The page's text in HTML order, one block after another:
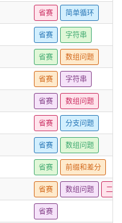
省赛 简单循环
省赛 字符串
省赛 数组问题
省赛 字符串
省赛 数组问题
省赛 分支问题
省赛 数组问题
省赛 前缀和差分
省赛 数组问题 二分
省赛